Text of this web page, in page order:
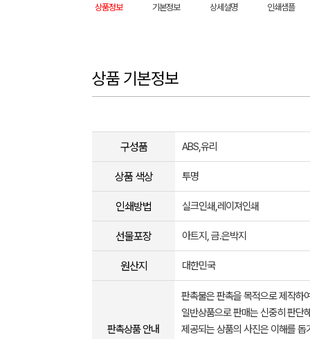
상품정보 기본정보 상세설명 인쇄샘플
상품 기본정보
구성품 ABS,유리
상품 색상 투명
인쇄방법 실크인쇄,레이져인쇄
선물포장 아트지, 금.은박지
원산지 대한민국
판촉상품 안내
판촉물은 판촉을 목적으로 제작하
일반상품으로 판매는 신중히 판단
제공되는 상품의 사진은 이해를